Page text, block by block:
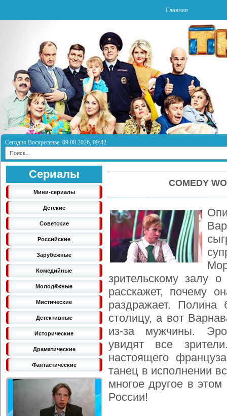
Главная
Сегодня Воскресенье, 09.08.2026, 09:42
Сериалы
Мини-сериалы
Детские
Советские
Российские
Зарубежные
Комедийные
Молодёжные
Мистические
Детективные
Исторические
Драматические
Фантастические
COMEDY
зрительскому залу
расскажет, почему
раздражает. Полина
столицу, а вот
из-за мужчины.
увидят все
настоящего
танец в исполнении
многое другое в
России!